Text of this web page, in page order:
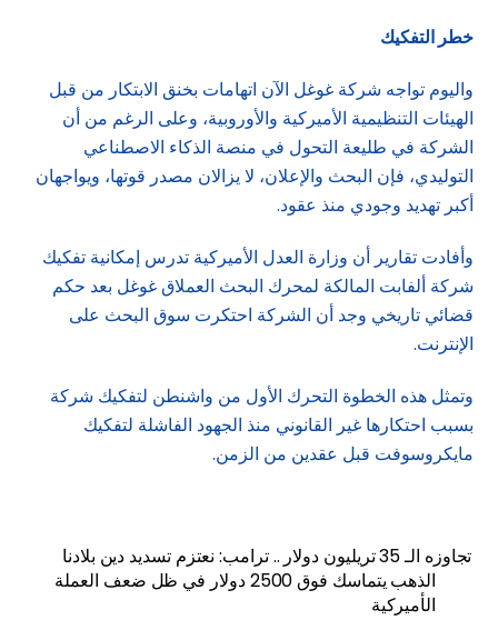
خطر التفكيك
واليوم تواجه شركة غوغل الآن اتهامات بخنق الابتكار من قبل
الهيئات التنظيمية الأميركية والأوروبية، وعلى الرغم من أن
الشركة في طليعة التحول في منصة الذكاء الاصطناعي
التوليدي، فإن البحث والإعلان، لا يزالان مصدر قوتها، ويواجهان
أكبر تهديد وجودي منذ عقود.
وأفادت تقارير أن وزارة العدل الأميركية تدرس إمكانية تفكيك
شركة ألفابت المالكة لمحرك البحث العملاق غوغل بعد حكم
قضائي تاريخي وجد أن الشركة احتكرت سوق البحث على
الإنترنت.
وتمثل هذه الخطوة التحرك الأول من واشنطن لتفكيك شركة
بسبب احتكارها غير القانوني منذ الجهود الفاشلة لتفكيك
مايكروسوفت قبل عقدين من الزمن.
تجاوزه الـ 35 تريليون دولار .. ترامب: نعتزم تسديد دين بلادنا
الذهب يتماسك فوق 2500 دولار في ظل ضعف العملة
الأميركية